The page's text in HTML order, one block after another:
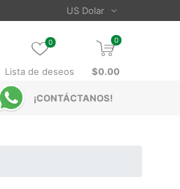
Lista de deseos
0 0
$0.00
¡CONTÁCTANOS!